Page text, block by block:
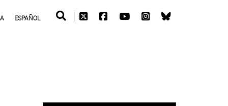
ESPAÑOL